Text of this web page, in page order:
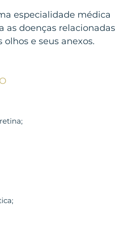
especialidade médica
as doenças relacionadas
e seus anexos.